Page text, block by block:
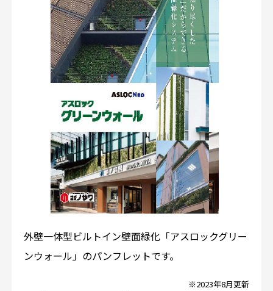
外壁一体型ビルトイン壁面緑化「アスロックグリー
ンウォール」のパンフレットです。
※2023年8月更新